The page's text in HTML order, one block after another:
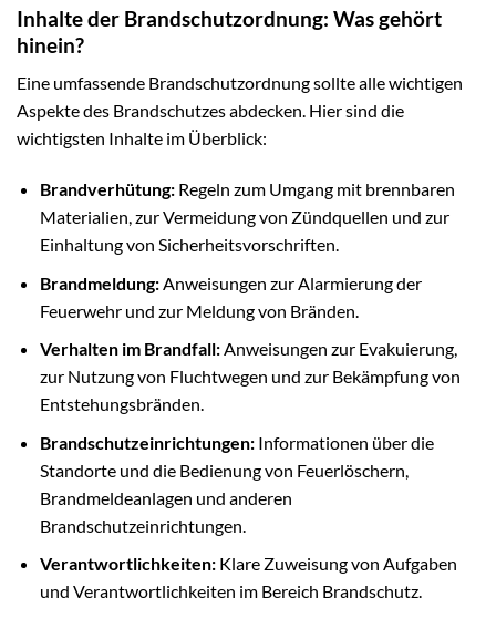
Inhalte der Brandschutzordnung: Was gehört
hinein?
Eine umfassende Brandschutzordnung sollte alle wichtigen
Aspekte des Brandschutzes abdecken. Hier sind die
wichtigsten Inhalte im Überblick:
Brandverhütung:Regeln zum Umgang mit brennbaren
Materialien, zur Vermeidung von Zündquellen und zur
Einhaltung von Sicherheitsvorschriften.
Brandmeldung:Anweisungen zur Alarmierung der
Feuerwehr und zur Meldung von Bränden.
Verhalten im Brandfall:Anweisungen zur Evakuierung,
zur Nutzung von Fluchtwegen und zur Bekämpfung von
Entstehungsbränden.
Brandschutzeinrichtungen:Informationen über die
Standorte und die Bedienung von Feuerlöschern,
Brandmeldeanlagen und anderen
Brandschutzeinrichtungen.
Verantwortlichkeiten:Klare Zuweisung von Aufgaben
und Verantwortlichkeiten im Bereich Brandschutz.